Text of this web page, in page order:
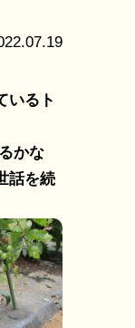
いるト
かな
話を続